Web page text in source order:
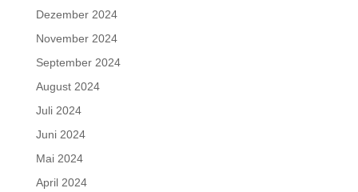
Dezember 2024
November 2024
September 2024
August 2024
Juli 2024
Juni 2024
Mai 2024
April 2024